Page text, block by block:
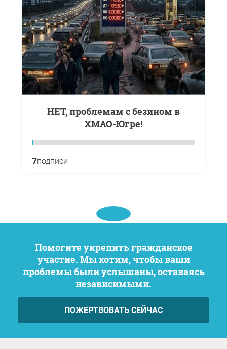
НЕТ, проблемам с безином в
ХМАО-Югре!
7подписи
Помогите укрепить гражданское
участие. Мы хотим, чтобы ваши
проблемы были услышаны, оставаясь
независимыми.
ПОЖЕРТВОВАТЬ СЕЙЧАС